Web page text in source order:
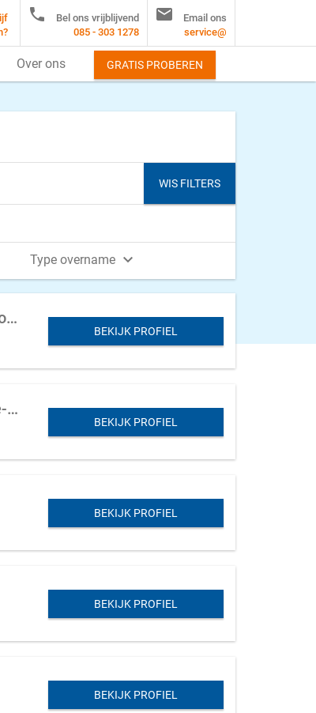
Type overname 
WIS FILTERS
Duurzaam installatiebedrijf te koop aangeboden in Noord/Oost Nederland met een mooi klantenbestand
BEKIJK PROFIEL
Schoonheidsbedrijf te koop aangeboden in Overijssel (stedendriehoek Meppel-Zwolle-Deventer)
BEKIJK PROFIEL
BEKIJK PROFIEL
BEKIJK PROFIEL
BEKIJK PROFIEL

Bel ons vrijblijvend
085 - 303 1278

Email ons
service@
Over ons GRATIS PROBEREN